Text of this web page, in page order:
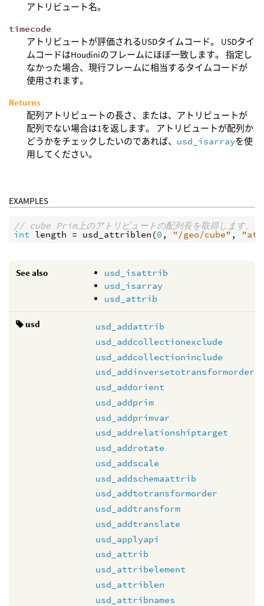
アトリビュート名。
timecode
アトリビュートが評価されるUSDタイムコード。 USDタイ
ムコードはHoudiniのフレームにほぼ一致します。 指定し
なかった場合、現行フレームに相当するタイムコードが
使用されます。
Returns
配列アトリビュートの長さ、または、アトリビュートが
配列でない場合は1を返します。 アトリビュートが配列か
どうかをチェックしたいのであれば、 usd_isarrayを使
用してください。
EXAMPLES
// cube Prim上のアトリビュートの配列長を取得します。
int length = usd_attriblen (0 , "/geo/cube" ,
See also
usd_isattrib
usd_isarray
usd_attrib
usd
usd_addattrib
usd_addcollectionexclude
usd_addcollectioninclude
usd_addinversetotransformorder
usd_addorient
usd_addprim
usd_addprimvar
usd_addrelationshiptarget
usd_addrotate
usd_addscale
usd_addschemaattrib
usd_addtotransformorder
usd_addtransform
usd_addtranslate
usd_applyapi
usd_attrib
usd_attribelement
usd_attriblen
usd_attribnames